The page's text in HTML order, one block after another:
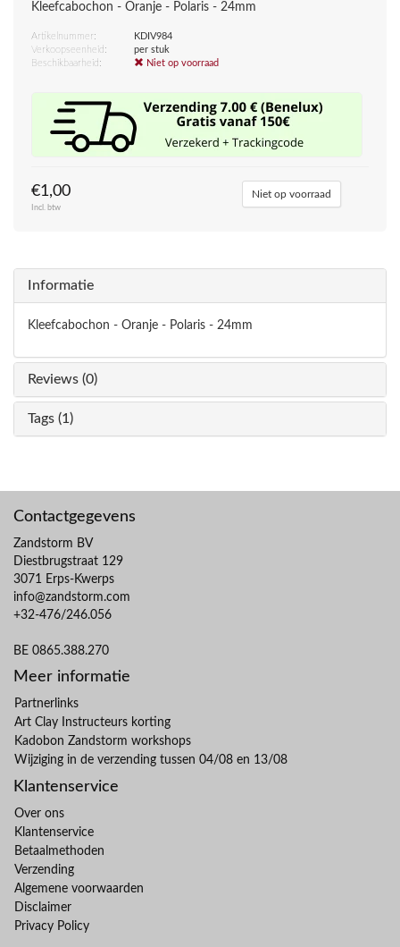
Kleefcabochon - Oranje - Polaris - 24mm
Artikelnummer:
KDIV984
Verkoopseenheid:
per stuk
Beschikbaarheid:
Niet op voorraad
€1,00
Incl. btw
Niet op voorraad
Informatie
Kleefcabochon - Oranje - Polaris - 24mm
Reviews (0)
Tags (1)
Contactgegevens
Zandstorm BV
Diestbrugstraat 129
3071 Erps-Kwerps
info@zandstorm.com
+32-476/246.056
BE 0865.388.270
Meer informatie
Partnerlinks
Art Clay Instructeurs korting
Kadobon Zandstorm workshops
Wijziging in de verzending tussen 04/08 en 13/08
Klantenservice
Over ons
Klantenservice
Betaalmethoden
Verzending
Algemene voorwaarden
Disclaimer
Privacy Policy